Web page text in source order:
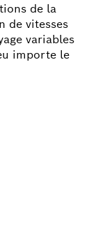
de la
de vitesses
variables
importe le